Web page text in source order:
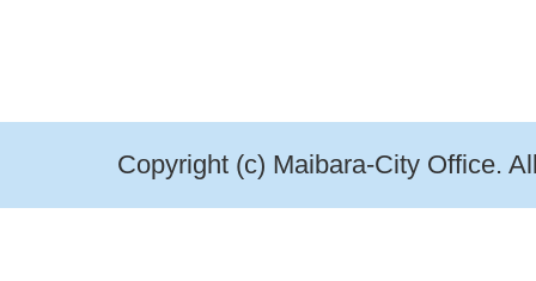
Copyright (c) Maibara-City Office.